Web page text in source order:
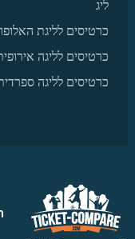
ליג
כרטיסים לליגת
כרטיסים לליגה
כרטיסים לליגה